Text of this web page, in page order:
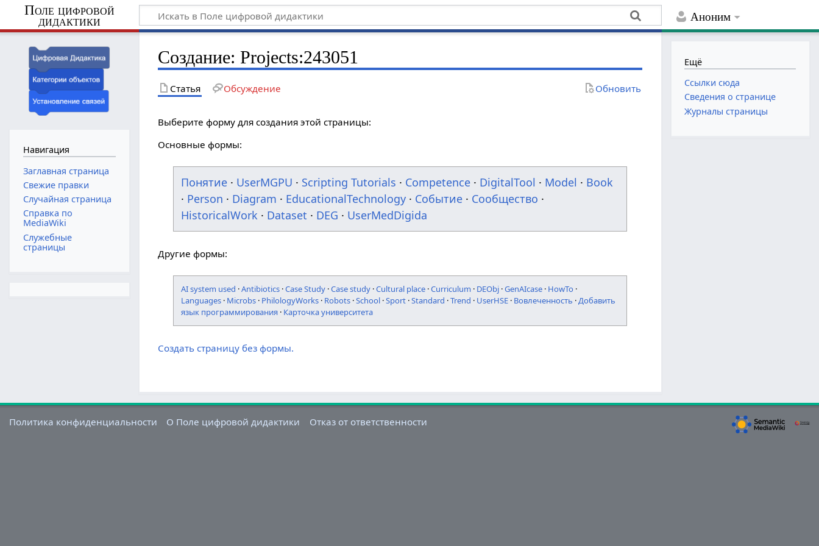
Аноним
Поле цифровой
дидактики
Создание: Projects:243051
Статья Обсуждение Обновить
Выберите форму для создания этой страницы:
Основные формы:
Понятие · UserMGPU · Scripting Tutorials · Competence · DigitalTool · Model · Book
· Person · Diagram · EducationalTechnology · Событие · Сообщество ·
HistoricalWork · Dataset · DEG · UserMedDigida
Другие формы:
AI system used ·Antibiotics ·Case Study ·Case study ·Cultural place ·Curriculum · DEObj ·GenAIcase · HowTo ·
Languages · Microbs · PhilologyWorks · Robots ·School ·Sport ·Standard ·Trend · UserHSE · Вовлеченность ·Добавить
язык программирования · Карточка университета
Создать страницу без формы.
Навигация
Заглавная страница
Свежие правки
Случайная страница
Справка по
MediaWiki
Служебные
страницы
Ещё
Ссылки сюда
Сведения о странице
Журналы страницы
Политика конфиденциальности О Поле цифровой дидактики Отказ от ответственности